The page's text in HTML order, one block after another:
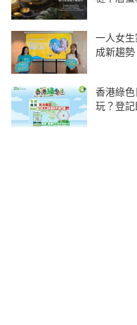
一人女
成新趨勢
香港綠
玩？登